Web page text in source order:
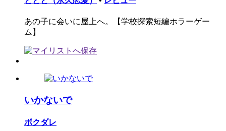
あの子に会いに屋上へ。【学校探索短編ホラーゲー
ム】
いかないで
ボクダレ